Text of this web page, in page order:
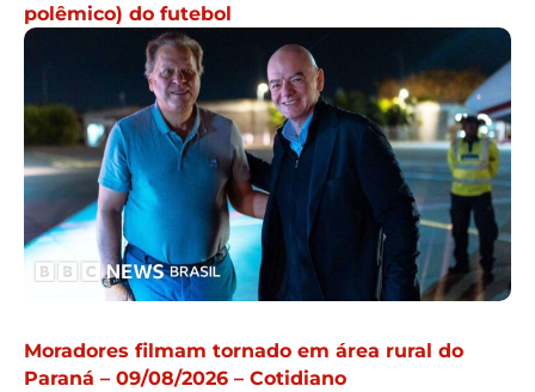
polêmico) do futebol
Moradores filmam tornado em área rural do
Paraná – 09/08/2026 – Cotidiano